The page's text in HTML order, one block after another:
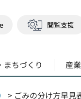
閲覧支援
まちづくり 産
> ごみの分け方早見